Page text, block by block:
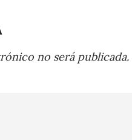
no será publicada.